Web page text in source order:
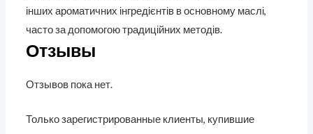
інших ароматичних інгредієнтів в основному маслі,
часто за допомогою традиційних методів.
Отзывы
Отзывов пока нет.
Только зарегистрированные клиенты, купившие